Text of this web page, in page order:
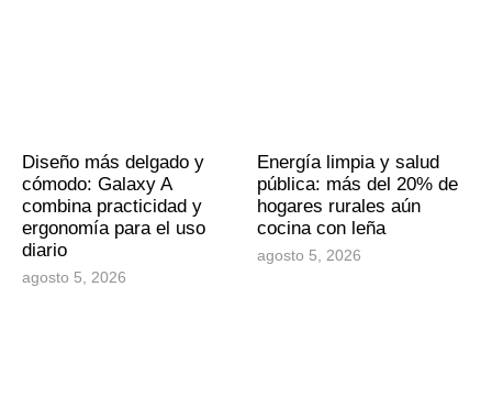
Diseño más delgado y
cómodo: Galaxy A
combina practicidad y
ergonomía para el uso
diario
agosto 5, 2026
Energía limpia y salud
pública: más del 20% de
hogares rurales aún
cocina con leña
agosto 5, 2026